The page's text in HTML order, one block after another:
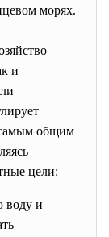
морях.
и
общим
цели:
воду и